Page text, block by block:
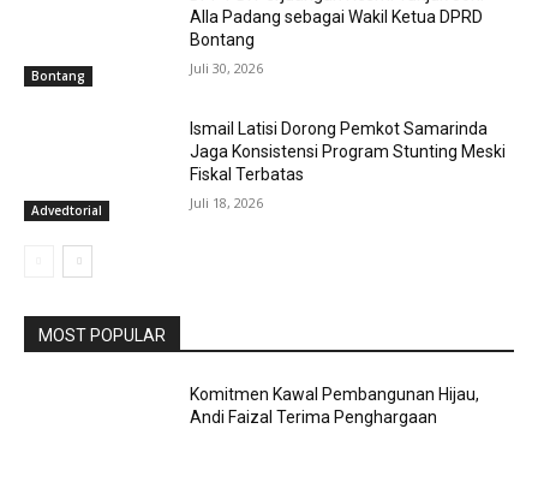
Bontang
Alla Padang sebagai Wakil Ketua DPRD
Bontang
Juli 30, 2026
Advedtorial
Ismail Latisi Dorong Pemkot Samarinda
Jaga Konsistensi Program Stunting Meski
Fiskal Terbatas
Juli 18, 2026
MOST POPULAR
Komitmen Kawal Pembangunan Hijau,
Andi Faizal Terima Penghargaan